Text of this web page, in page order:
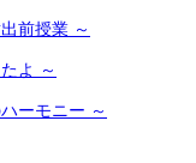
前授業 ～
よ ～
ーモニー ～